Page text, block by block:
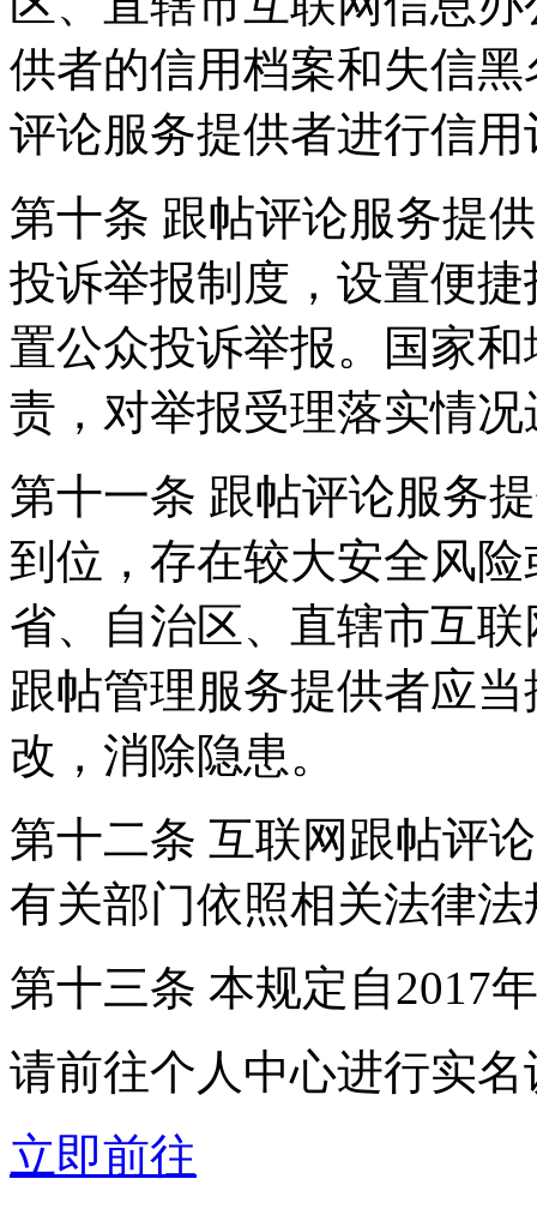
供者的信用档案和失信
评论服务提供者进行信用
第十条 跟帖评论服务提
投诉举报制度，设置便
置公众投诉举报。国家
责，对举报受理落实情
第十一条 跟帖评论服务
到位，存在较大安全风
省、自治区、直辖市互
跟帖管理服务提供者应
改，消除隐患。
第十二条 互联网跟帖评
有关部门依照相关法律
第十三条 本规定自2017
请前往个人中心进行实名
立即前往